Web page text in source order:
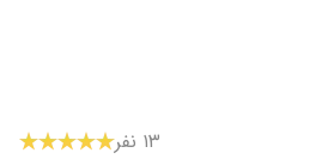
۱۳ نفر